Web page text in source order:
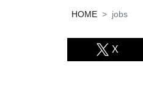
HOME jobs
X